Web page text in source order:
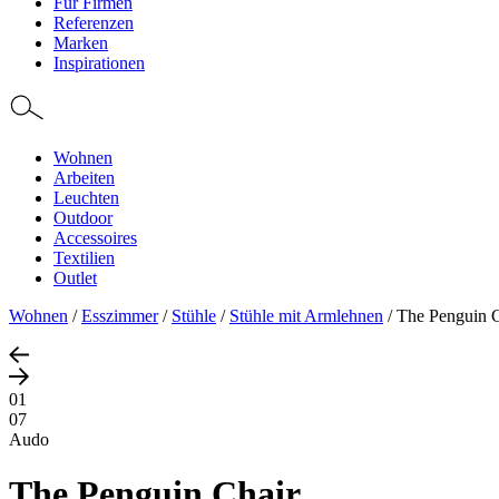
Referenzen
Marken
Inspirationen
Wohnen
Arbeiten
Leuchten
Outdoor
Accessoires
Textilien
Outlet
Wohnen /Esszimmer/ Stühle / Stühle mit Armlehnen /The Penguin
01
07
Audo